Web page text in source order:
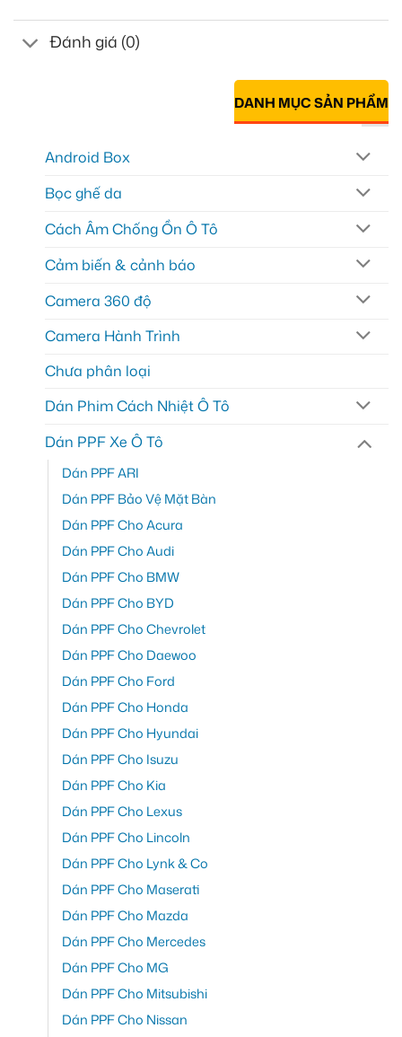
Đánh giá (0)
DANH MỤC SẢN PHẨM
Android Box
Bọc ghế da
Cách Âm Chống Ồn Ô Tô
Cảm biến & cảnh báo
Camera 360 độ
Camera Hành Trình
Chưa phân loại
Dán Phim Cách Nhiệt Ô Tô
Dán PPF Xe Ô Tô
Dán PPF ARI
Dán PPF Bảo Vệ Mặt Bàn
Dán PPF Cho Acura
Dán PPF Cho Audi
Dán PPF Cho BMW
Dán PPF Cho BYD
Dán PPF Cho Chevrolet
Dán PPF Cho Daewoo
Dán PPF Cho Ford
Dán PPF Cho Honda
Dán PPF Cho Hyundai
Dán PPF Cho Isuzu
Dán PPF Cho Kia
Dán PPF Cho Lexus
Dán PPF Cho Lincoln
Dán PPF Cho Lynk & Co
Dán PPF Cho Maserati
Dán PPF Cho Mazda
Dán PPF Cho Mercedes
Dán PPF Cho MG
Dán PPF Cho Mitsubishi
Dán PPF Cho Nissan